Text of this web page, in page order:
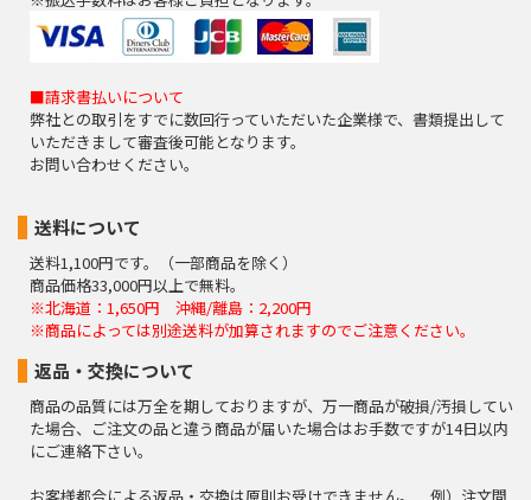
■請求書払いについて
弊社との取引をすでに数回行っていただいた企業様で、書類提出して
いただきまして審査後可能となります。
お問い合わせください。
送料について
送料1,100円です。（一部商品を除く）
商品価格33,000円以上で無料。
※北海道：1,650円 沖縄/離島：2,200円
※商品によっては別途送料が加算されますのでご注意ください。
返品・交換について
商品の品質には万全を期しておりますが、万一商品が破損/汚損してい
た場合、ご注文の品と違う商品が届いた場合はお手数ですが14日以内
にご連絡下さい。